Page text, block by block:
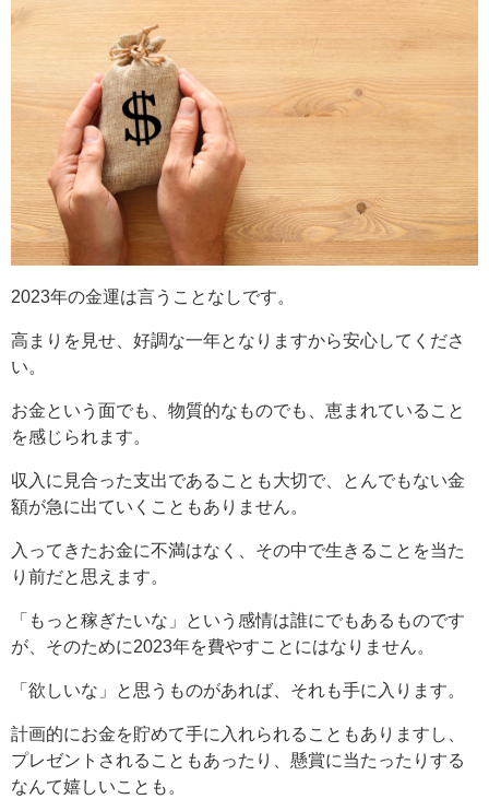
2023年の金運は言うことなしです。
高まりを見せ、好調な一年となりますから安心してくださ
い。
お金という面でも、物質的なものでも、恵まれていること
を感じられます。
収入に見合った支出であることも大切で、とんでもない金
額が急に出ていくこともありません。
入ってきたお金に不満はなく、その中で生きることを当た
り前だと思えます。
「もっと稼ぎたいな」という感情は誰にでもあるものです
が、そのために2023年を費やすことにはなりません。
「欲しいな」と思うものがあれば、それも手に入ります。
計画的にお金を貯めて手に入れられることもありますし、
プレゼントされることもあったり、懸賞に当たったりする
なんて嬉しいことも。